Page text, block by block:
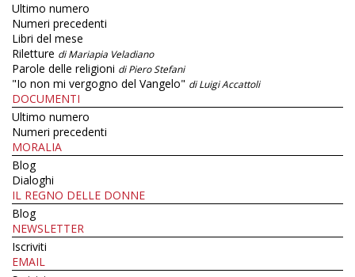
Ultimo numero
Numeri precedenti
Libri del mese
Riletture di Mariapia Veladiano
Parole delle religioni di Piero Stefani
"Io non mi vergogno del Vangelo" di Luigi Accattoli
DOCUMENTI
Ultimo numero
Numeri precedenti
MORALIA
Blog
Dialoghi
IL REGNO DELLE DONNE
Blog
NEWSLETTER
Iscriviti
EMAIL